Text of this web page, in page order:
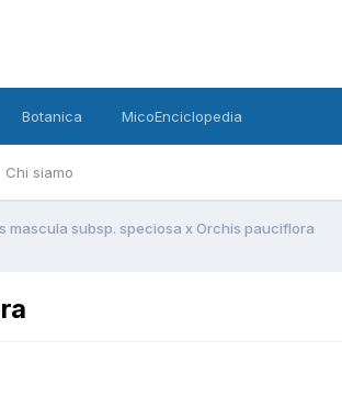
Chi siamo
Botanica MicoEnciclopedia
mascula subsp. speciosa x Orchis pauciflora